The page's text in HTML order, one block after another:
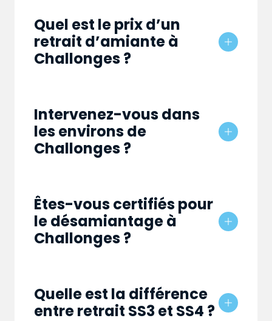
Quel est le prix d’un
retrait d’amiante à
Challonges ?
Intervenez-vous dans
les environs de
Challonges ?
Êtes-vous certifiés pour
le désamiantage à
Challonges ?
Quelle est la différence
entre retrait SS3 et SS4 ?